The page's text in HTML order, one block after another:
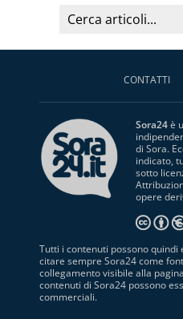
CONTATTI
Sora24è
di Sora.
indicato,
sotto
opere
Tutti i contenuti possono quindi
citare sempre Sora24 come
collegamento visibile alla
contenuti di Sora24 possono
commerciali.